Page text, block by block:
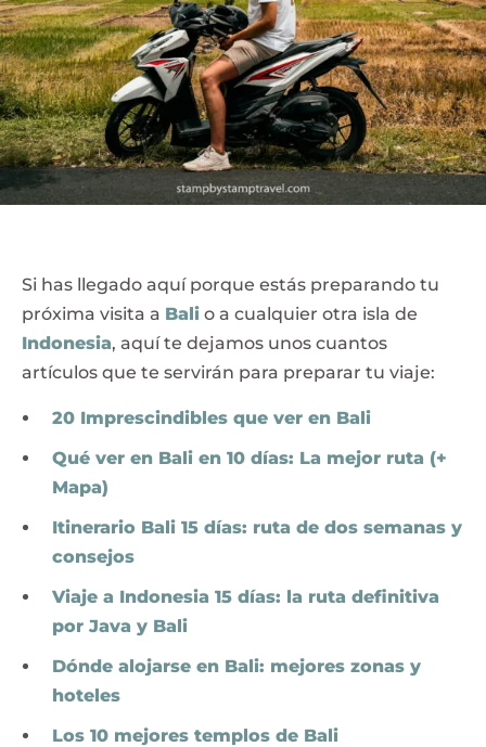
Si has llegado aquí porque estás preparando tu
próxima visita a Bali o a cualquier otra isla de
Indonesia, aquí te dejamos unos cuantos
artículos que te servirán para preparar tu viaje:
20 Imprescindibles que ver en Bali
Qué ver en Bali en 10 días: La mejor ruta (+
Mapa)
Itinerario Bali 15 días: ruta de dos semanas y
consejos
Viaje a Indonesia 15 días: la ruta definitiva
por Java y Bali
Dónde alojarse en Bali: mejores zonas y
hoteles
Los 10 mejores templos de Bali